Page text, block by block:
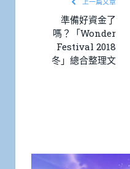
準備好資金了
嗎？「Wonder
Festival 2018
冬」總合整理文